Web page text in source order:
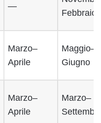
—
Febbraio
Marzo–
Aprile
Maggio–
Giugno
Marzo–
Aprile
Marzo–